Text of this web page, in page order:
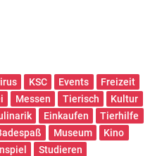
KSC Events
Freizeit
Messen Tierisch
Kultur
Einkaufen
Tierhilfe
Museum
Kino
Studieren